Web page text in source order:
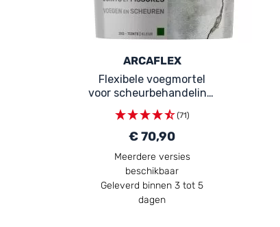
ARCAFLEX
Flexibele voegmortel
voor scheurbehandeling:
ARCAFLEX
(71)
€ 70,90
Meerdere versies
beschikbaar
Geleverd binnen 3 tot 5
dagen